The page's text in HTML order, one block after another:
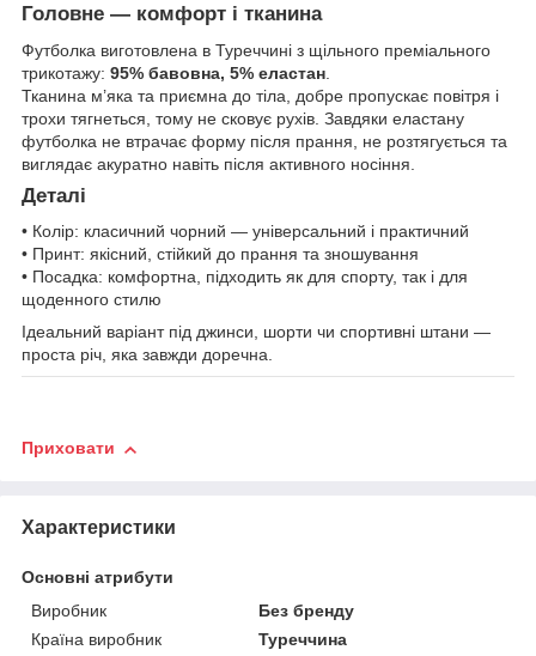
Головне — комфорт і тканина
Футболка виготовлена в Туреччині з щільного преміального
трикотажу: 95% бавовна, 5% еластан
Тканина м’яка та приємна до тіла, добре пропускає повітря і
трохи тягнеться, тому не сковує рухів. Завдяки еластану
футболка не втрачає форму після прання, не розтягується та
виглядає акуратно навіть після активного носіння.
Деталі
• Колір: класичний чорний — універсальний і практичний
• Принт: якісний, стійкий до прання та зношування
• Посадка: комфортна, підходить як для спорту, так і для
щоденного стилю
Ідеальний варіант під джинси, шорти чи спортивні штани —
проста річ, яка завжди доречна.
Приховати
Характеристики
Основні атрибути
Виробник
Без бренду
Країна виробник
Туреччина